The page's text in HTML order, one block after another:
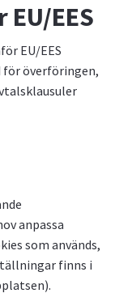
EES
EU/EES
överföringen,
anpassa
som används,
finns i